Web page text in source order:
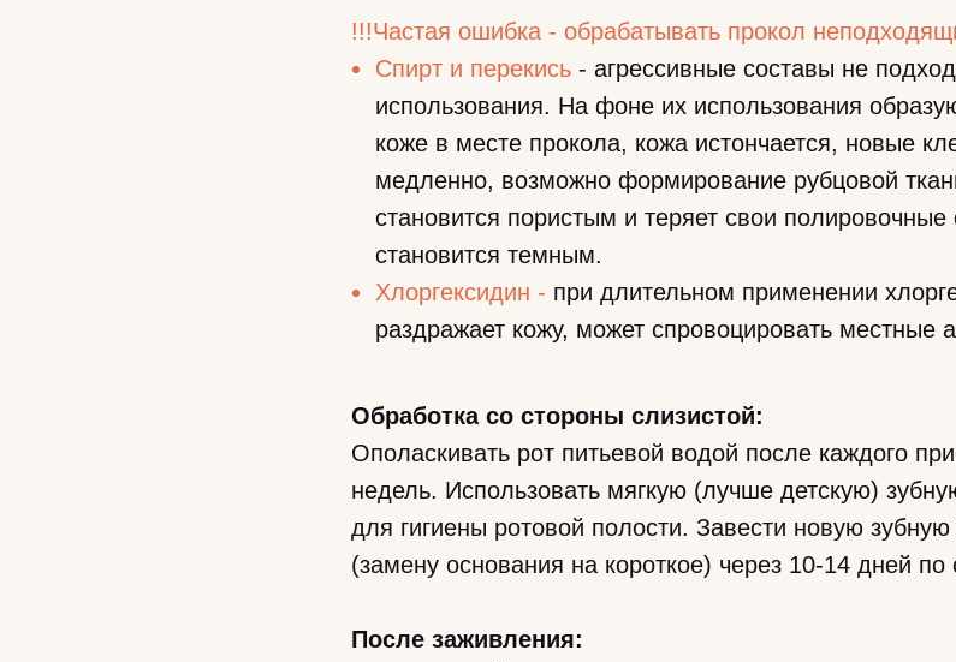
!!!Частая ошибка - обрабатывать прокол
Спирт и перекись - агрессивные составы не
использования. На фоне их использования
коже в месте прокола, кожа истончается, новые
медленно, возможно формирование рубцовой
становится пористым и теряет свои
становится темным.
Хлоргексидин - при длительном применении
раздражает кожу, может спровоцировать местные
Обработка со стороны слизистой:
Ополаскивать рот питьевой водой после каждого
недель. Использовать мягкую (лучше детскую)
для гигиены ротовой полости. Завести новую
(замену основания на короткое) через 10-14 дней
После заживления: